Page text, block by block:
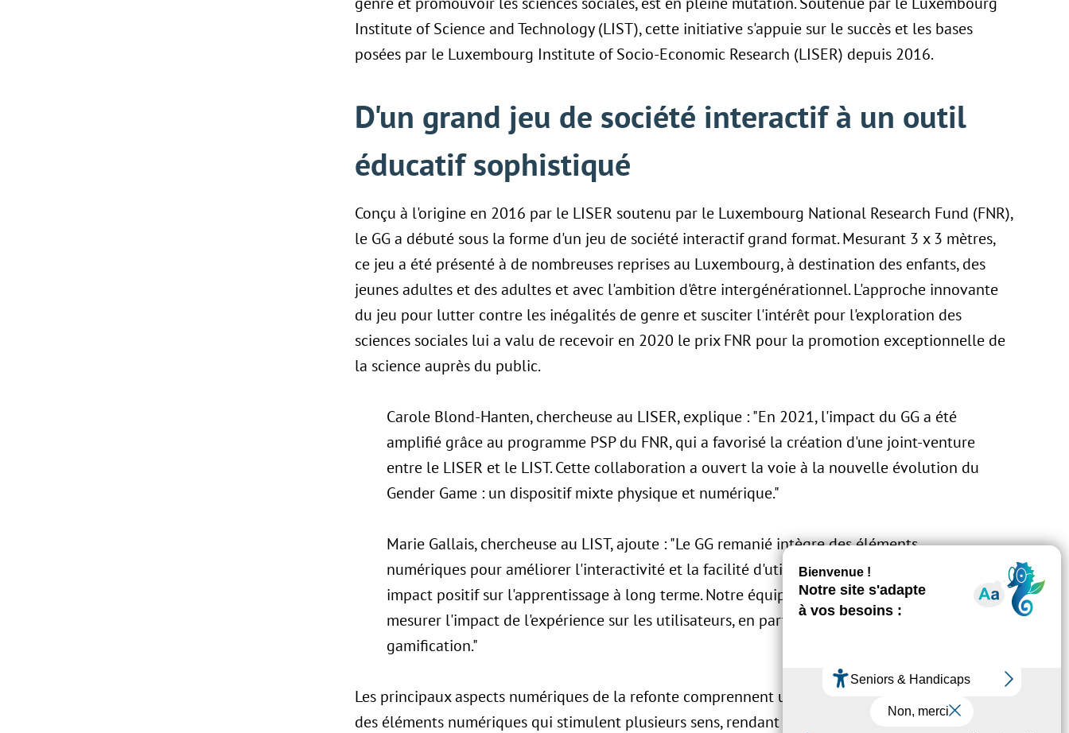
Institute of Science and Technology (LIST), cette initiative s'appuie sur le succès et les bases
posées par le Luxembourg Institute of Socio-Economic Research (LISER) depuis 2016.
D'un grand jeu de société interactif à un outil
éducatif sophistiqué
Conçu à l'origine en 2016 par le LISER soutenu par le Luxembourg National Research Fund (FNR),
le GG a débuté sous la forme d'un jeu de société interactif grand format. Mesurant 3 x 3 mètres,
ce jeu a été présenté à de nombreuses reprises au Luxembourg, à destination des enfants, des
jeunes adultes et des adultes et avec l'ambition d'être intergénérationnel. L'approche innovante
du jeu pour lutter contre les inégalités de genre et susciter l'intérêt pour l'exploration des
sciences sociales lui a valu de recevoir en 2020 le prix FNR pour la promotion exceptionnelle de
la science auprès du public.
Carole Blond-Hanten, chercheuse au LISER, explique : "En 2021, l'impact du GG a été
amplifié grâce au programme PSP du FNR, qui a favorisé la création d'une joint-venture
entre le LISER et le LIST. Cette collaboration a ouvert la voie à la nouvelle évolution du
Gender Game : un dispositif mixte physique et numérique."
Marie Gallais, chercheuse au LIST, ajoute : "Le GG remanié intègre des éléments
numériques pour améliorer l'interactivité et la facilité d'utilisation, afin d'avoir un
impact positif sur l'apprentissage à long terme. Notre équipe travaille également à
mesurer l'impact de l'expérience sur les utilisateurs, en particulier en ce qui concerne la
gamification."
Les principaux aspects numériques de la refonte comprennent une interactivité accrue grâce à
des éléments numériques qui stimulent plusieurs sens, rendant le jeu plus immersif et amusant,